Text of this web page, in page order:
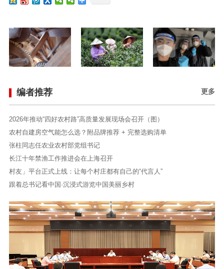
更多
编者推荐
2026年推动“四好农村路”高质量发展现场会召开（图）
农村自建房空气能怎么选？附品牌推荐 + 完整选购清单
张柱同志任农业农村部党组书记
长江十年禁渔工作推进会在上海召开
村友」平台正式上线：让每个村庄都有自己的“代言人”
跟着总书记看中国·沉浸式游览中国美丽乡村